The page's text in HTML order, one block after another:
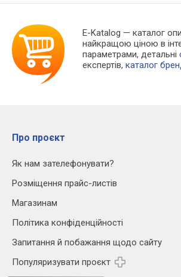
E-Katalog — каталог
найкращою ціною в
параметрами, детальні
експертів,каталог
Про проєкт
Як нам зателефонувати?
Розміщення прайс-листів
Магазинам
Політика конфіденційності
Запитання й побажання щодо сайту
Популяризувати проєкт